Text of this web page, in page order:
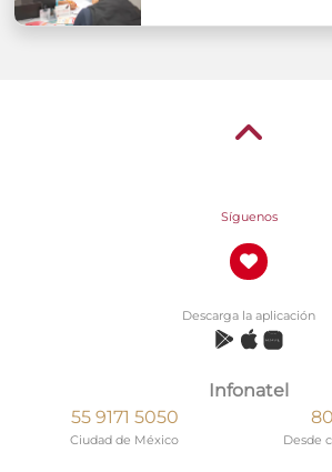
Síguenos
Descarga la aplicación
Infonatel
55 9171 5050
Ciudad de México Desde